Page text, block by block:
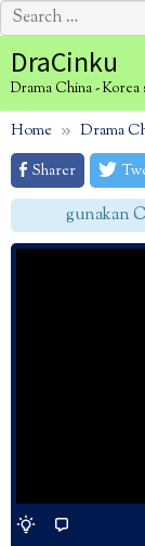
Search
for:
to
content
DraCinku
Drama China - Korea
Home Drama
Sharer
gunakan